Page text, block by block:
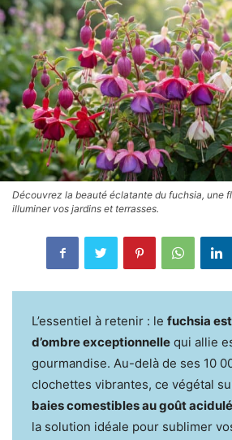
Découvrez la beauté éclatante du fuchsia, une
illuminer vos jardins et terrasses.
L’essentiel à retenir : le fuchsia
d’ombre exceptionnelle qui allie
gourmandise. Au-delà de ses 10
clochettes vibrantes, ce végétal
baies comestibles au goût
la solution idéale pour sublimer